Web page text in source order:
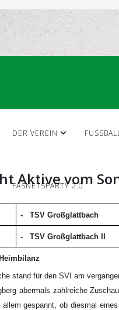
DER VEREIN
FASNETSPARTY 2.0
Aktive vom
- TSV Großglattbach
- TSVGroßglattbach
stand für den SVI am
abermals zahlreiche
gespannt, ob diesmal